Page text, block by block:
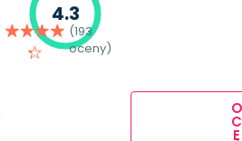
4.3
(193
oceny)
O
C
E